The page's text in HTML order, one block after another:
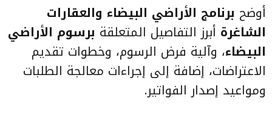
أوضح برنامج الأراضي البيضاء والعقارات
الشاغرة أبرز التفاصيل المتعلقة برسوم الأراضي
البيضاء، وآلية فرض الرسوم، وخطوات تقديم
الاعتراضات، إضافة إلى إجراءات معالجة الطلبات
ومواعيد إصدار الفواتير.